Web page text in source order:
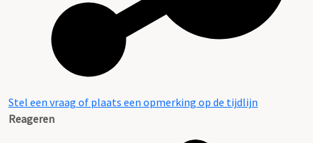
Stel een vraag of plaats een opmerking op de tijdlijn
Reageren